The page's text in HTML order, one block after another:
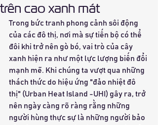
trên cao xanh mát
Trong bức tranh phong cảnh sôi động
của các đô thị, nơi mà sự tiến bộ có thể
đôi khi trở nên gò bó, vai trò của cây
xanh hiện ra như một lực lượng biến đổi
mạnh mẽ. Khi chúng ta vượt qua những
thách thức do hiệu ứng "đảo nhiệt đô
thị" (Urban Heat Island -UHI) gây ra, trở
nên ngày càng rõ ràng rằng những
người hùng thực sự là những người bảo